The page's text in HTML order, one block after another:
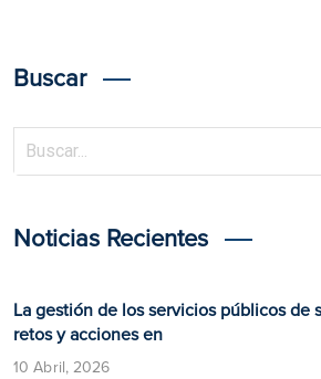
Buscar
Noticias Recientes
La gestión de los servicios públicos de
retos y acciones en
10 Abril, 2026